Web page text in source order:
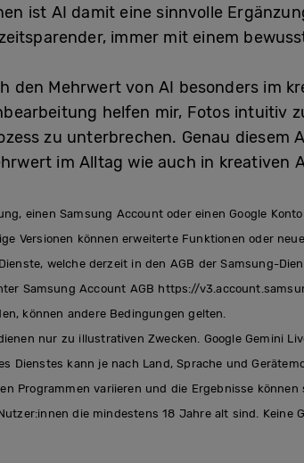
ist AI damit eine sinnvolle
immer mit einem
den Mehrwert von AI besonders im
helfen mir, Fotos intuitiv
zu unterbrechen. Genau diesem
im Alltag wie auch in kreativen
einen Samsung Account oder einen Google
Versionen können erweiterte Funktionen oder
welche derzeit in den AGB der Samsung-
Samsung Account AGB https://
können andere Bedingungen gelten.
nur zu illustrativen Zwecken. Google Gemini
Dienstes kann je nach Land, Sprache und
Programmen variieren und die Ergebnisse
die mindestens 18 Jahre alt sind. Keine